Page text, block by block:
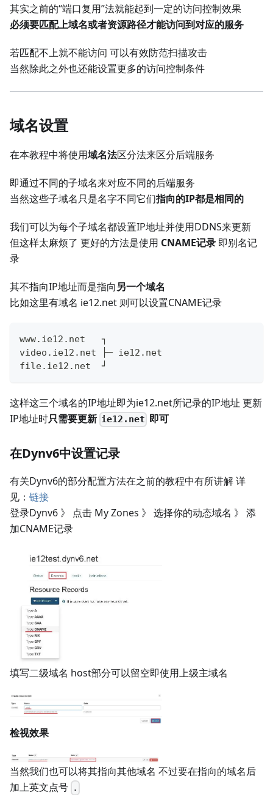
其实之前的“端口复用”法就能起到一定的访问控制效果
必须要匹配上域名或者资源路径才能访问到对应的服务
若匹配不上就不能访问 可以有效防范扫描攻击
当然除此之外也还能设置更多的访问控制条件
域名设置
在本教程中将使用域名法区分法来区分后端服务
即通过不同的子域名来对应不同的后端服务
当然这些子域名只是名字不同它们指向的IP都是相同的
我们可以为每个子域名都设置IP地址并使用DDNS来更新
但这样太麻烦了 更好的方法是使用 CNAME记录 即别名记
录
其不指向IP地址而是指向另一个域名
比如这里有域名 ie12.net 则可以设置CNAME记录
www.ie12.net   ┐
video.ie12.net ├─ ie12.net
file.ie12.net  ┘
这样这三个域名的IP地址即为ie12.net所记录的IP地址 更新
IP地址时只需要更新 ie12.net 即可
在Dynv6中设置记录
有关Dynv6的部分配置方法在之前的教程中有所讲解 详
见： 链接
登录Dynv6 》 点击 My Zones 》 选择你的动态域名 》 添
加CNAME记录
填写二级域名 host部分可以留空即使用上级主域名
检视效果
当然我们也可以将其指向其他域名 不过要在指向的域名后
加上英文点号 .